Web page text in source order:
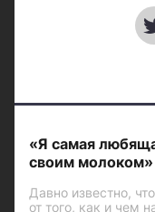
«Я самая
своим молоком»
Давно известно,
от того, как и чем